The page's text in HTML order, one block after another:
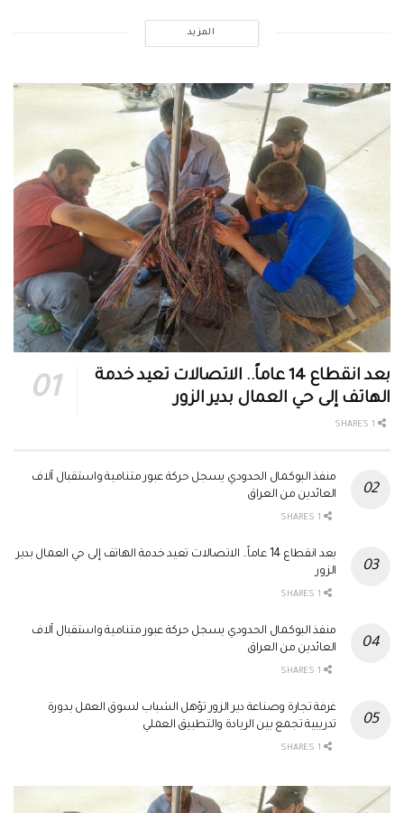
المزيد
بعد انقطاع 14 عاماً.. الاتصالات تعيد خدمة
الهاتف إلى حي العمال بدير الزور
منفذ البوكمال الحدودي يسجل حركة عبور متنامية واستقبال آلاف
العائدين من العراق
بعد انقطاع 14 عاماً.. الاتصالات تعيد خدمة الهاتف إلى حي العمال بدير
الزور
منفذ البوكمال الحدودي يسجل حركة عبور متنامية واستقبال آلاف
العائدين من العراق
غرفة تجارة وصناعة دير الزور تؤهل الشباب لسوق العمل بدورة
تدريبية تجمع بين الريادة والتطبيق العملي